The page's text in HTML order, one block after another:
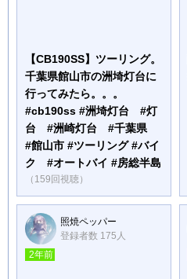
【CB190SS】ツーリング。
千葉県館山市の洲埼灯台に
行ってみたら。。。
#cb190ss #洲埼灯台 #灯
台 #洲崎灯台 #千葉県
#館山市 #ツーリング #バイ
ク #オートバイ #房総半島
（159回視聴）
照焼ペッパー
登録者数 175人
2年前